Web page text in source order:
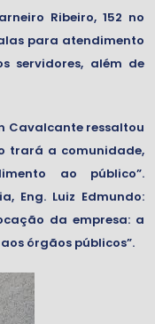
Ribeiro, 152 no
para atendimento
servidores, além de
Cavalcante ressaltou
trará a comunidade,
ao público”.
Eng. Luiz Edmundo:
da empresa: a
órgãos públicos”.